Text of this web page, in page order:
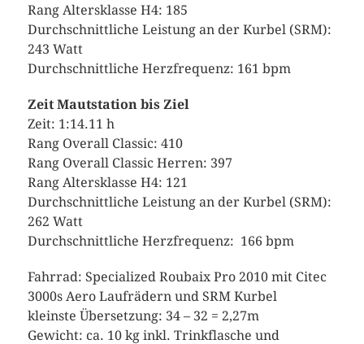
Rang Altersklasse H4: 185
Durchschnittliche Leistung an der Kurbel (SRM):
243 Watt
Durchschnittliche Herzfrequenz: 161 bpm
Zeit Mautstation bis Ziel
Zeit: 1:14.11 h
Rang Overall Classic: 410
Rang Overall Classic Herren: 397
Rang Altersklasse H4: 121
Durchschnittliche Leistung an der Kurbel (SRM):
262 Watt
Durchschnittliche Herzfrequenz: 166 bpm
Fahrrad: Specialized Roubaix Pro 2010 mit Citec
3000s Aero Laufrädern und SRM Kurbel
kleinste Übersetzung: 34 – 32 = 2,27m
Gewicht: ca. 10 kg inkl. Trinkflasche und